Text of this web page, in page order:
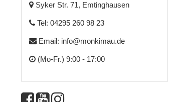
Syker Str. 71, Emtinghausen
Tel: 04295 260 98 23
Email: info@monkimau.de
(Mo-Fr.) 9:00 - 17:00